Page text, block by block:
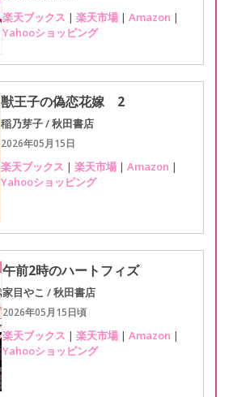
楽天ブックス | 楽天市場 | Amazon |
Yahooショッピング
獣王子の偽恋花嫁 2
稲乃芽子 / 秋田書店
2026年05月15日
楽天ブックス | 楽天市場 | Amazon |
Yahooショッピング
午前2時のハートフィズ
家目やこ / 秋田書店
2026年05月15日頃
楽天ブックス | 楽天市場 | Amazon |
Yahooショッピング